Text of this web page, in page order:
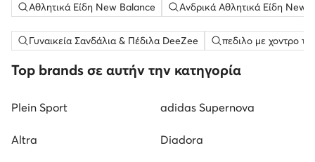
Αθλητικά Είδη New Balance Ανδρικά Αθλητικά Είδη New
Γυναικεία Σανδάλια & Πέδιλα DeeZee πεδιλο με χοντρο
Top brands σε αυτήν την κατηγορία
Plein Sport adidas Supernova
Altra Diadora